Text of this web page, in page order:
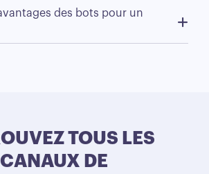
des bots pour un
TOUS LES
CANAUX DE